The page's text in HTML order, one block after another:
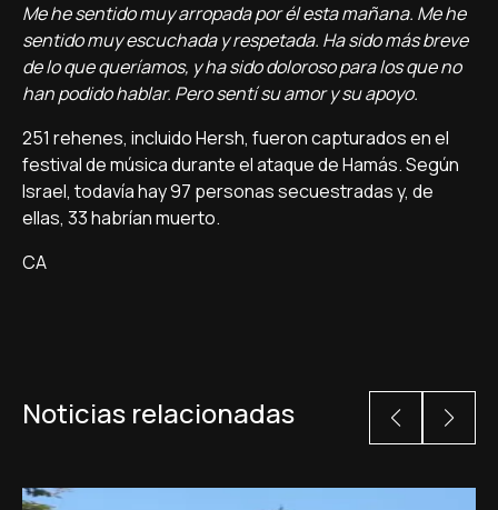
Me he sentido muy arropada por él esta mañana. Me he
sentido muy escuchada y respetada. Ha sido más breve
de lo que queríamos, y ha sido doloroso para los que no
han podido hablar. Pero sentí su amor y su apoyo.
251 rehenes, incluido Hersh, fueron capturados en el
festival de música durante el ataque de Hamás. Según
Israel, todavía hay 97 personas secuestradas y, de
ellas, 33 habrían muerto.
CA
Noticias relacionadas